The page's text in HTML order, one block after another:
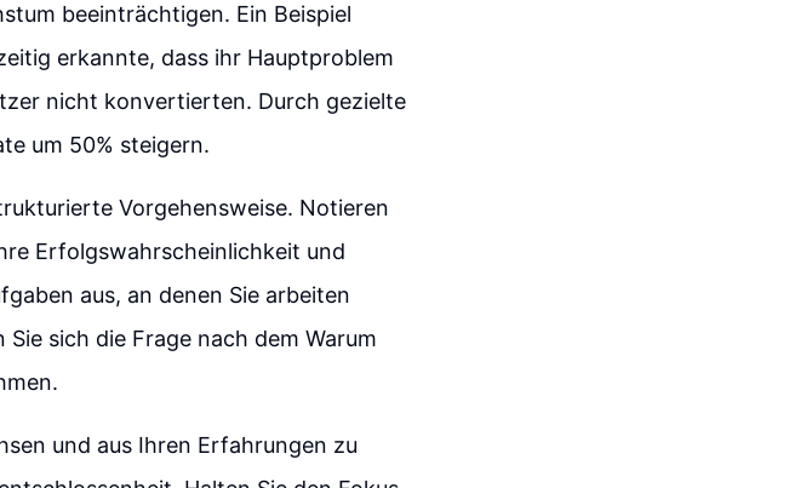
beeinträchtigen. Ein Beispiel
erkannte, dass ihr Hauptproblem
nicht konvertierten. Durch gezielte
um 50% steigern.
Vorgehensweise. Notieren
Erfolgswahrscheinlichkeit und
aus, an denen Sie arbeiten
sich die Frage nach dem Warum
und aus Ihren Erfahrungen zu